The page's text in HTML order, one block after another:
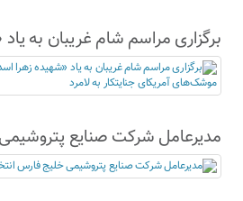
برگزاری مراسم شام غریبان به
نژاد» در محل اصابت ترکش
جنایتکار به لامرد
مدیرعامل شرکت صنایع
شد